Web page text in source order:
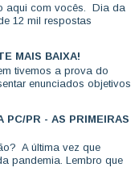
aqui com vocês. Dia da
12 mil respostas
MAIS BAIXA!
tivemos a prova do
enunciados objetivos
PC/PR - AS PRIMEIRAS
A última vez que
pandemia. Lembro que